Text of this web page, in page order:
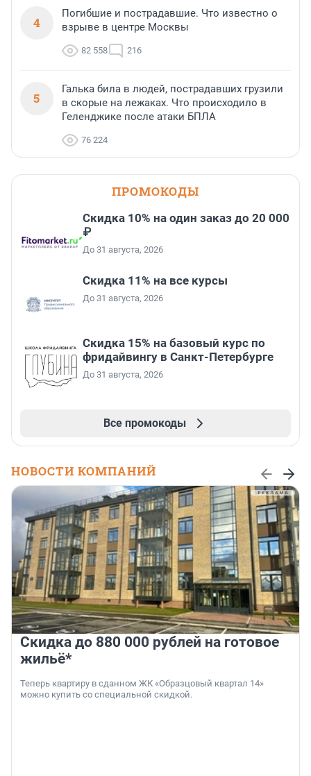
4
Погибшие и пострадавшие. Что известно о
взрыве в центре Москвы
82 558 216
5
Галька била в людей, пострадавших грузили
в скорые на лежаках. Что происходило в
Геленджике после атаки БПЛА
76 224
ПРОМОКОДЫ
Скидка 10% на один заказ до 20 000
₽
До 31 августа, 2026
Скидка 11% на все курсы
До 31 августа, 2026
Скидка 15% на базовый курс по
фридайвингу в Санкт-Петербурге
До 31 августа, 2026
Все промокоды
НОВОСТИ КОМПАНИЙ
Скидка до 880 000 рублей на готовое
жильё*
Теперь квартиру в сданном ЖК «Образцовый квартал 14»
можно купить со специальной скидкой.